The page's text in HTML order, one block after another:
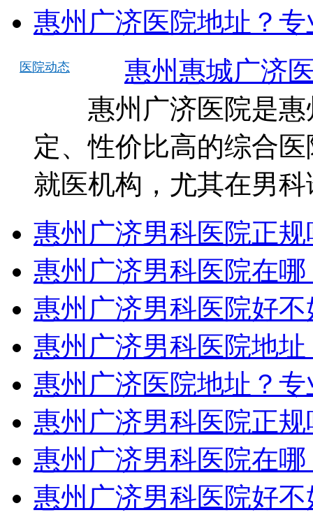
惠州广济医院地址？
医院动态
惠州惠城广济
惠州广济医院是惠
定、性价比高的综合
就医机构，尤其在男
惠州广济男科医院正规
惠州广济男科医院在哪
惠州广济男科医院好不
惠州广济男科医院地址
惠州广济医院地址？专
惠州广济男科医院正规
惠州广济男科医院在哪
惠州广济男科医院好不